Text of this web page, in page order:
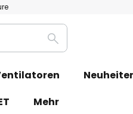
Suche
Mehr